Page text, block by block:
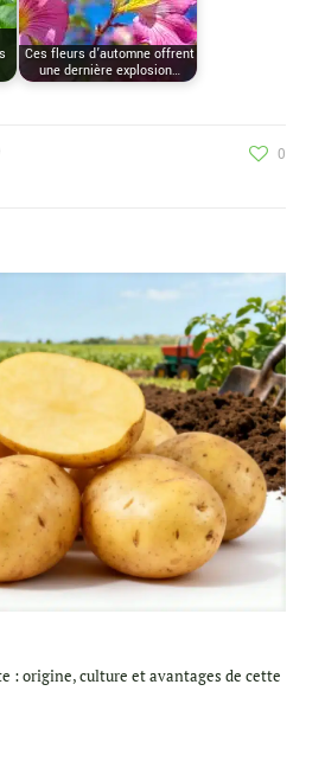
Ces fleurs d’automne offrent
une dernière explosion…
0
: origine, culture et avantages de cette